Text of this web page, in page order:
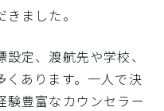
ました。
定、渡航先や学校、
くあります。一人で決
験豊富なカウンセラー